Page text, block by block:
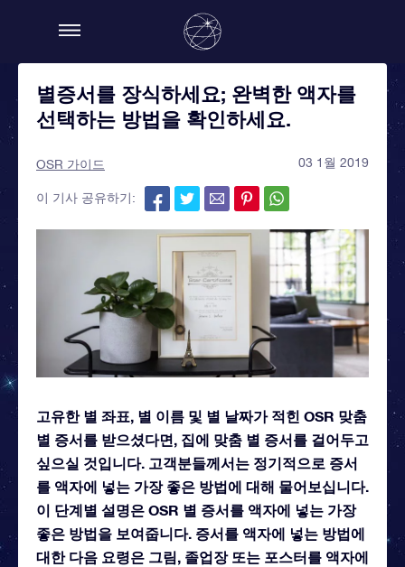
별증서를 장식하세요; 완벽한 액자를
선택하는 방법을 확인하세요.
OSR 가이드 03 1월 2019
이 기사 공유하기:
고유한 별 좌표, 별 이름 및 별 날짜가 적힌 OSR 맞춤
별 증서를 받으셨다면, 집에 맞춤 별 증서를 걸어두고
싶으실 것입니다. 고객분들께서는 정기적으로 증서
를 액자에 넣는 가장 좋은 방법에 대해 물어보십니다.
이 단계별 설명은 OSR 별 증서를 액자에 넣는 가장
좋은 방법을 보여줍니다. 증서를 액자에 넣는 방법에
대한 다음 요령은 그림, 졸업장 또는 포스터를 액자에